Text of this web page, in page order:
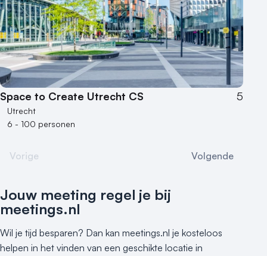
Space to Create Utrecht CS 5
Utrecht
6 - 100 personen
Vorige Volgende
Jouw meeting regel je bij
meetings.nl
Wil je tijd besparen? Dan kan meetings.nl je kosteloos
helpen in het vinden van een geschikte locatie in